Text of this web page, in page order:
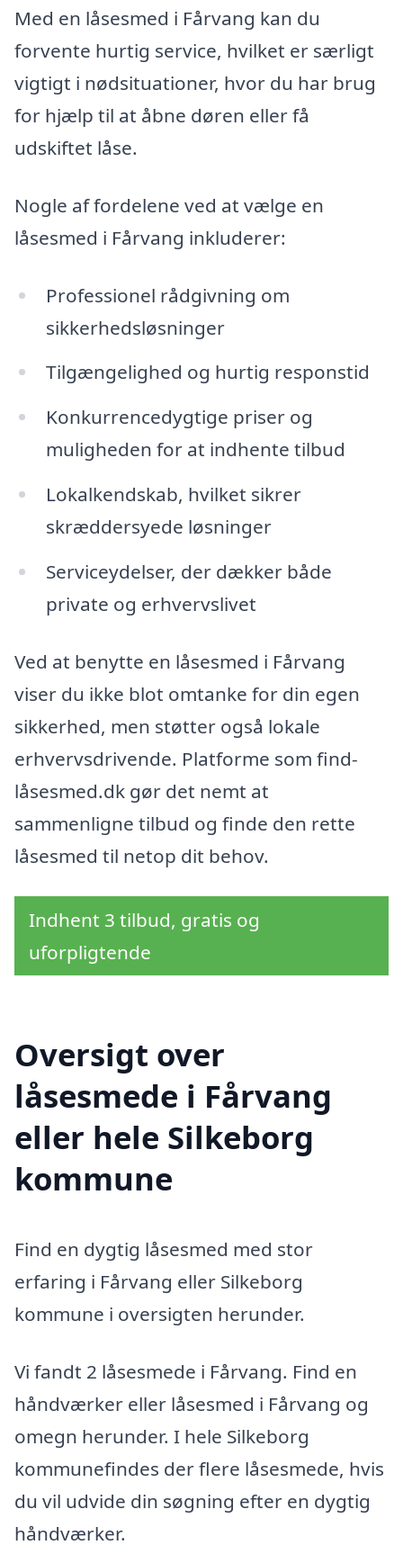
Med en låsesmed i Fårvang kan du
forvente hurtig service, hvilket er særligt
vigtigt i nødsituationer, hvor du har brug
for hjælp til at åbne døren eller få
udskiftet låse.
Nogle af fordelene ved at vælge en
låsesmed i Fårvang inkluderer:
Professionel rådgivning om
sikkerhedsløsninger
Tilgængelighed og hurtig responstid
Konkurrencedygtige priser og
muligheden for at indhente tilbud
Lokalkendskab, hvilket sikrer
skræddersyede løsninger
Serviceydelser, der dækker både
private og erhvervslivet
Ved at benytte en låsesmed i Fårvang
viser du ikke blot omtanke for din egen
sikkerhed, men støtter også lokale
erhvervsdrivende. Platforme som find-
låsesmed.dk gør det nemt at
sammenligne tilbud og finde den rette
låsesmed til netop dit behov.
Indhent 3 tilbud, gratis og
uforpligtende
Oversigt over
låsesmede i Fårvang
eller hele Silkeborg
kommune
Find en dygtig låsesmed med stor
erfaring i Fårvang eller Silkeborg
kommune i oversigten herunder.
Vi fandt 2 låsesmede i Fårvang. Find en
håndværker eller låsesmed i Fårvang og
omegn herunder. I hele Silkeborg
kommunefindes der flere låsesmede, hvis
du vil udvide din søgning efter en dygtig
håndværker.